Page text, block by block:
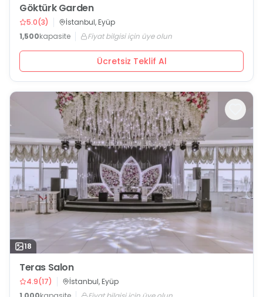
Göktürk Garden
5.0(3)
İstanbul, Eyüp
1,500kapasite Fiyat bilgisi için üye olun
Ücretsiz Teklif Al
18
Teras Salon
4.9(17)
İstanbul, Eyüp